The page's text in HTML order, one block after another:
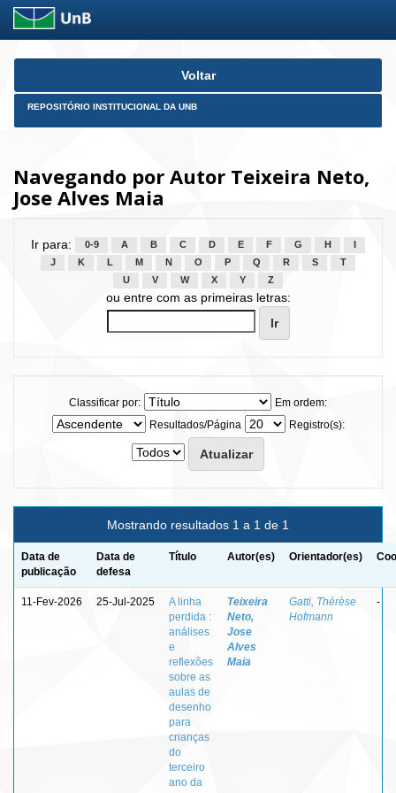
Skip
Voltar
REPOSITÓRIO INSTITUCIONAL DA UNB
Navegando por Autor Teixeira Neto,
Jose Alves Maia
Ir para: 0-9 A B C D E F G H
J
K L M N O P Q R S
T
U
V W X Y Z
ou entre com as primeiras letras:
Classificar por:
Em ordem:
Resultados/Página
Registro(s):
Mostrando resultados 1 a 1 de 1
Data de
publicação
Data de
defesa
Título Autor(es) Orientador(es)
11-Fev-2026 25-Jul-2025
A linha
perdida :
análises
e
reflexões
sobre as
aulas de
desenho
para
crianças
do
terceiro
ano da
Teixeira
Neto,
Jose
Alves
Maia
Gatti, Thérèse
Hofmann
-